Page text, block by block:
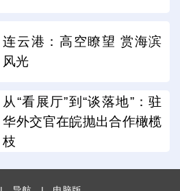
连云港：高空瞭望 赏海滨
风光
从“看展厅”到“谈落地”：驻
华外交官在皖抛出合作橄榄
枝